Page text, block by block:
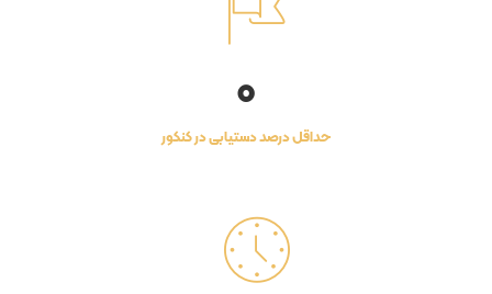
0
حداقل درصد دستیابی در کنکور